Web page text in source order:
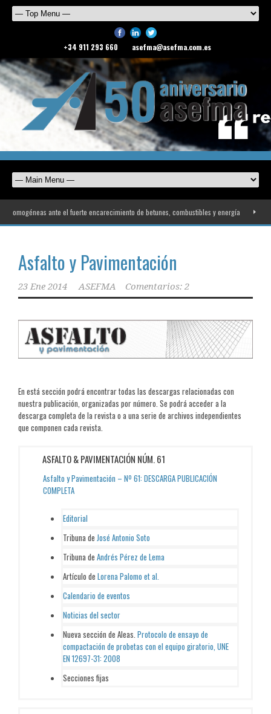
+34 911 293 660 asefma@asefma.com.es
ante el fuerte encarecimiento de betunes, combustibles y energía
Asfalto y Pavimentación
23 Ene 2014 ASEFMA Comentarios: 2
En está sección podrá encontrar todas las descargas relacionadas con
nuestra publicación, organizadas por número. Se podrá acceder a la
descarga completa de la revista o a una serie de archivos independientes
que componen cada revista.
ASFALTO & PAVIMENTACIÓN NÚM. 61
Asfalto y Pavimentación – Nº 61: DESCARGA PUBLICACIÓN
COMPLETA
Editorial
Tribuna de José Antonio Soto
Tribuna de Andrés Pérez de Lema
Artículo de Lorena Palomo et al.
Calendario de eventos
Noticias del sector
Nueva sección de Aleas. Protocolo de ensayo de
compactación de probetas con el equipo giratorio, UNE
EN 12697-31: 2008
Secciones fijas